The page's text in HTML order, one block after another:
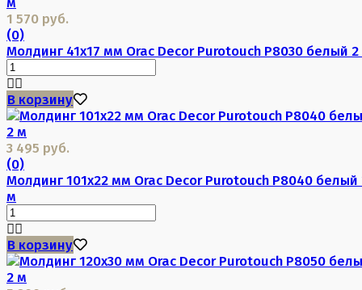
1 570 руб.
(0)
Молдинг 41х17 мм Orac Decor Purotouch P8030 белый
В корзину
3 495 руб.
(0)
Молдинг 101х22 мм Orac Decor Purotouch P8040 белый
м
В корзину